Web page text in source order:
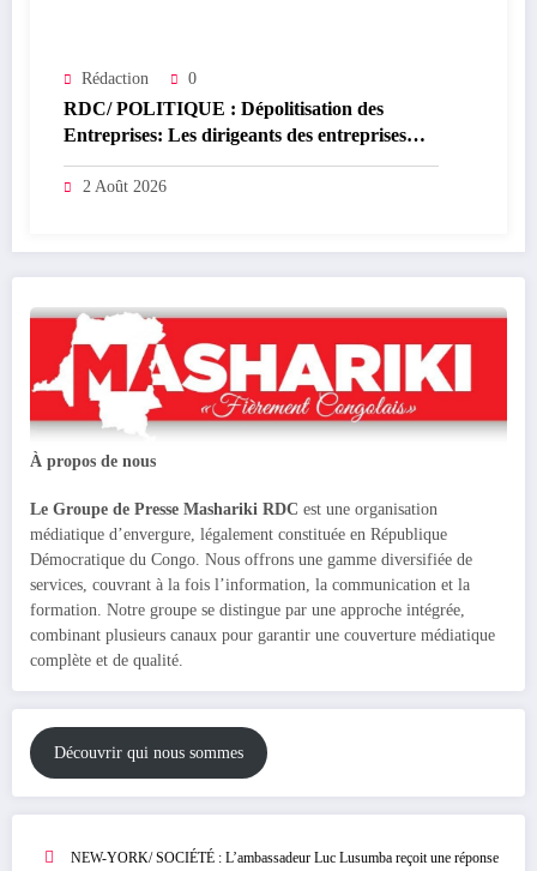
Rédaction 0
RDC/ POLITIQUE : Dépolitisation des
Entreprises: Les dirigeants des entreprises
publiques bientôt recrutés par concours
2 Août 2026
À propos de nous
Le Groupe de Presse Mashariki RDC est une organisation
médiatique d’envergure, légalement constituée en République
Démocratique du Congo. Nous offrons une gamme diversifiée de
services, couvrant à la fois l’information, la communication et la
formation. Notre groupe se distingue par une approche intégrée,
combinant plusieurs canaux pour garantir une couverture médiatique
complète et de qualité.
Découvrir qui nous sommes
NEW-YORK/ SOCIÉTÉ : L’ambassadeur Luc Lusumba reçoit une réponse